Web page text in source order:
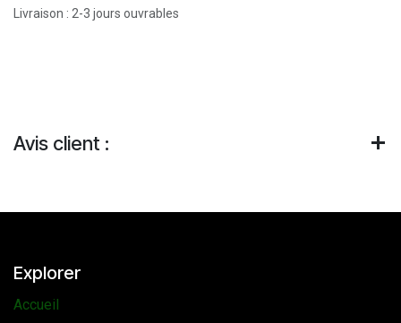
Livraison : 2-3 jours ouvrables
Avis client :
Explorer
Accueil